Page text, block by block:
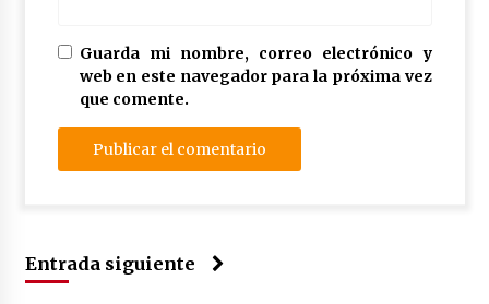
Guarda mi nombre, correo electrónico y
web en este navegador para la próxima vez
que comente.
Entrada siguiente